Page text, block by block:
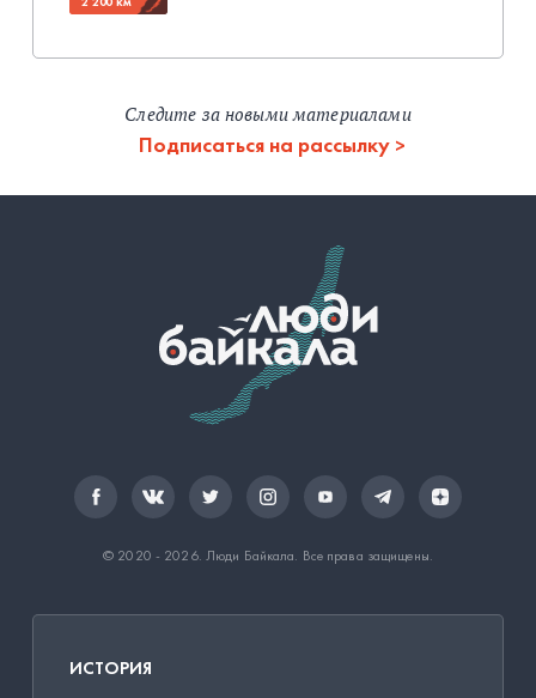
Следите за новыми материалами
Подписаться на рассылку
© 2020 - 2026. Люди Байкала . Все права защищены.
ИСТОРИЯ